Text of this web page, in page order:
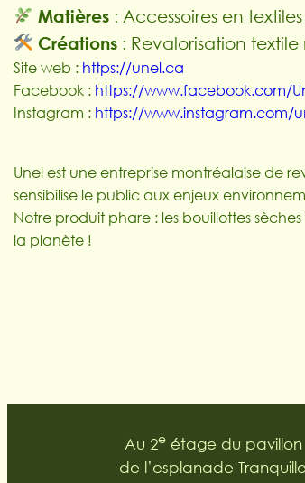
Matières: Accessoires en
Créations: Revalorisation textile
Site web : https://unel.ca
Facebook : https://www.facebook.com/
Instagram : https://www.instagram.com/
Unel est une entreprise montréalaise de
sensibilise le public aux enjeux
Notre produit phare : les bouillottes
la planète !
Au 2eétage du pavillon
de l’esplanade Tranquille